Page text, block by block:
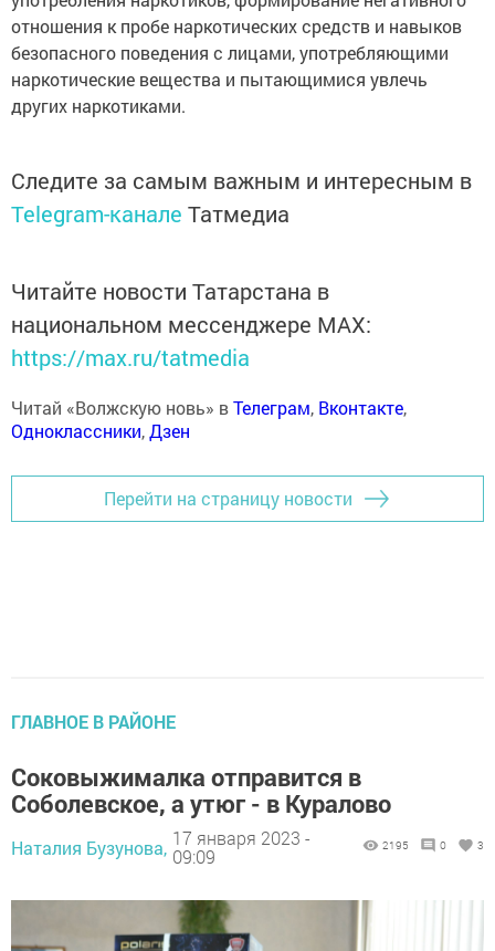
отношения к пробе наркотических средств и навыков
безопасного поведения с лицами, употребляющими
наркотические вещества и пытающимися увлечь
других наркотиками.
Следите за самым важным и интересным в
Telegram-канале Татмедиа
Читайте новости Татарстана в
национальном мессенджере MАХ:
https://max.ru/tatmedia
Читай «Волжскую новь» вТелеграм, Вконтакте,
Одноклассники,Дзен
Перейти на страницу новости
ГЛАВНОЕ В РАЙОНЕ
Соковыжималка отправится в
Соболевское, а утюг - в Куралово
Наталия Бузунова, 17 января 2023 -
09:09
2195 0 3